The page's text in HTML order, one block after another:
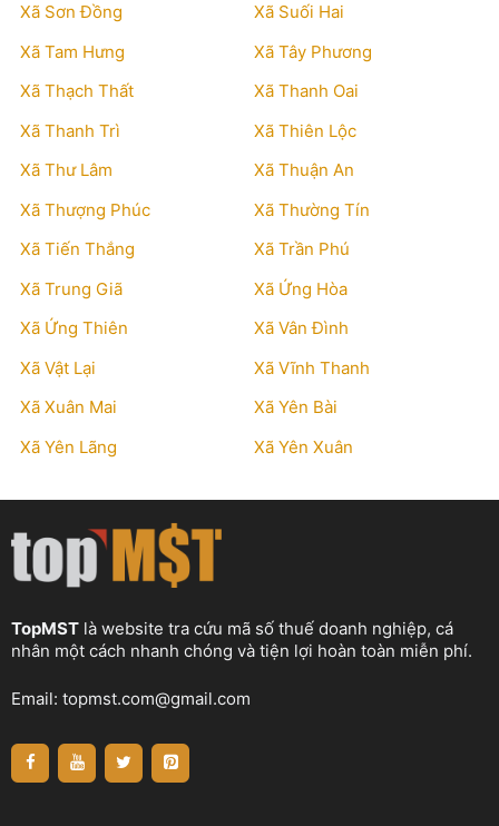
Xã Sơn Đồng
Xã Suối Hai
Xã Tam Hưng
Xã Tây Phương
Xã Thạch Thất
Xã Thanh Oai
Xã Thanh Trì
Xã Thiên Lộc
Xã Thư Lâm
Xã Thuận An
Xã Thượng Phúc
Xã Thường Tín
Xã Tiến Thắng
Xã Trần Phú
Xã Trung Giã
Xã Ứng Hòa
Xã Ứng Thiên
Xã Vân Đình
Xã Vật Lại
Xã Vĩnh Thanh
Xã Xuân Mai
Xã Yên Bài
Xã Yên Lãng
Xã Yên Xuân
TopMST là website tra cứu mã số thuế doanh nghiệp, cá
nhân một cách nhanh chóng và tiện lợi hoàn toàn miễn phí.
Email: topmst.com@gmail.com